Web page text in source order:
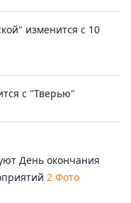
изменится с 10
с "Тверью"
День окончания
2 Фото